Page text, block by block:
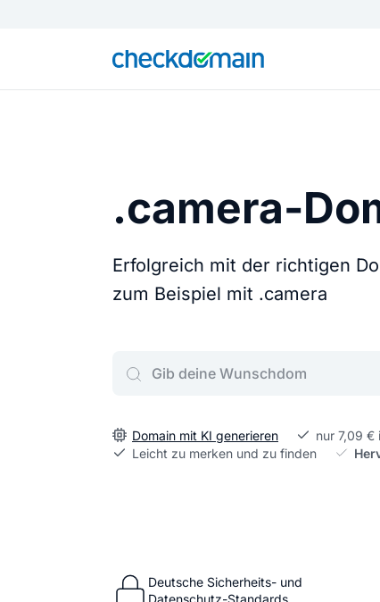
.camera-
Erfolgreich mit der richtigen
zum Beispiel mit .camera
Domain mit KI generieren
nur 7,09 €
Leicht zu merken und zu finden
Deutsche Sicherheits- und
Datenschutz-Standards